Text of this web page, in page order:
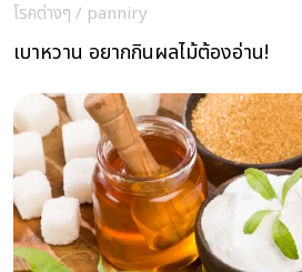
โรคต่างๆ / panniry
เบาหวาน อยากกินผลไม้ต้องอ่าน!